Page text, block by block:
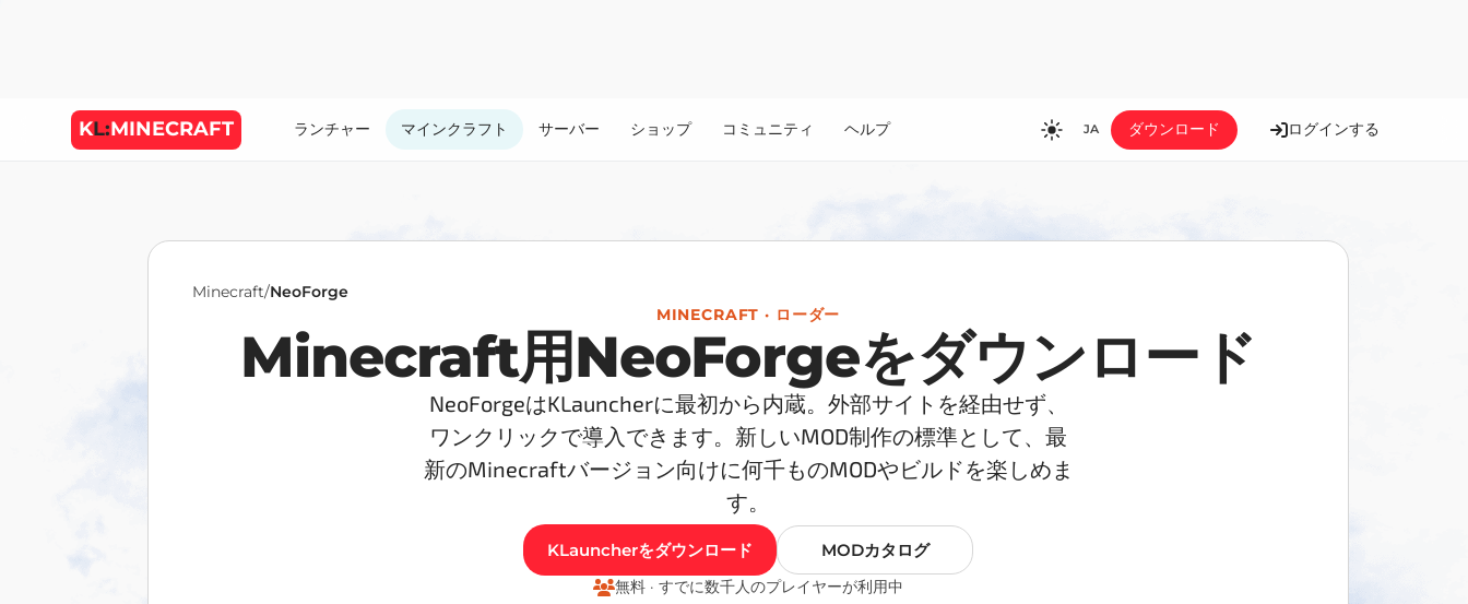
KL:MINECRAFT ランチャー マインクラフト サーバー ショップ コミュニティ ヘルプ JA
ES
JA
KO
ダウンロード ログインする
Minecraft/NeoForge
MINECRAFT · ローダー
Minecraft用NeoForgeをダウンロード
NeoForgeはKLauncherに最初から内蔵。外部サイトを経由せず、
ワンクリックで導入できます。新しいMOD制作の標準として、最
新のMinecraftバージョン向けに何千ものMODやビルドを楽しめま
す。
KLauncherをダウンロード MODカタログ
無料 · すでに数千人のプレイヤーが利用中